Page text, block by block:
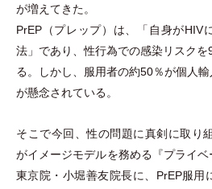
が増えてきた。
PrEP （プレップ） は、 「 自身がHIV
法 」 であり、性行為での感染リスク
る。しかし、服用者の約50％が個人
が懸念されている。
そこで今回、性の問題に真剣に取り
がイメージモデルを務める『プライベ
東京院 ・ 小堀善友院長に、PrEP服用